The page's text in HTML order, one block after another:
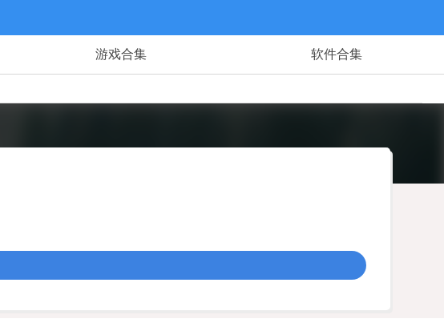
游戏合集 软件合集